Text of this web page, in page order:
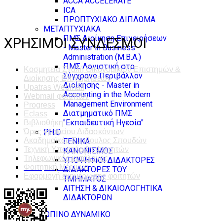
ICA
ΠΡΟΠΤΥΧΙΑΚΟ ΔΙΠΛΩΜΑ
ΜΕΤΑΠΤΥΧΙΑΚΑ
ΠΜΣ Διοίκηση Επιχειρήσεων
- Master in Business
Administration (M.B.A.)
ΠΜΣ Λογιστική στο
Σύγχρονο Περιβάλλον
Διοίκησης - Master in
Accounting in the Modern
Management Environment
Διατμηματικό ΠΜΣ
"Εκπαιδευτική Ηγεσία"
PH.D
ΓΕΝΙΚΑ
ΚΑΝΟΝΙΣΜΟΣ
ΥΠΟΨΗΦΙΟΙ ΔΙΔΑΚΤΟΡΕΣ
ΔΙΔΑΚΤΟΡΕΣ ΤΟΥ
ΤΜΗΜΑΤΟΣ
ΑΙΤΗΣΗ & ΔΙΚΑΙΟΛΟΓΗΤΙΚΑ
ΔΙΔΑΚΤΟΡΩΝ
ΑΝΘΡΩΠΙΝΟ ΔΥΝΑΜΙΚΟ
ΧΡΗΣΙΜΟΙ ΣΥΝΔΕΣΜΟΙ
Κοσμητεία Σχολή Οικονομικών Επιστημών &
Διοίκησης Επιχειρήσεων
Upatras Webmail
Webmail φοιτητών
Progress
Eclass
Βιβλιοθήκη
Ώρες γραφείου Διδασκόντων
Ακαδημαϊκός Σύμβουλος Σπουδών
Τεχνική Υποστήριξη Φοιτητών
Τηλεφωνικός κατάλογος
Φοιτητική Μέριμνα
Εφαρμογή ενημέρωσης φοιτητών